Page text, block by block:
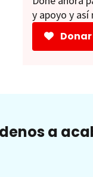
y apoyo y así
Donar
a